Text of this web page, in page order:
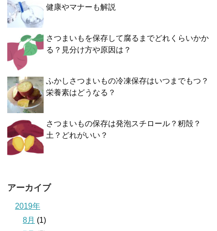
健康やマナーも解説
さつまいもを保存して腐るまでどれくらいかか
る？見分け方や原因は？
ふかしさつまいもの冷凍保存はいつまでもつ？
栄養素はどうなる？
さつまいもの保存は発泡スチロール？籾殻？
土？どれがいい？
アーカイブ
2019年
8月 (1)